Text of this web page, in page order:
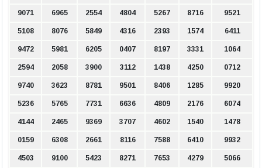
9071 6965 2554 4804 5267 8716 9521
5108 8076 5849 4316 2393 1574 6411
9472 5981 6205 0407 8197 3331 1064
2594 2058 3900 3112 1438 4250 0712
9740 3623 8781 9501 8406 1285 9920
5236 5765 7731 6636 4809 2176 6074
4144 2465 9369 3707 4602 1540 1478
0159 6308 2661 8116 7588 6410 9932
4503 9100 5423 8271 7653 4279 5066